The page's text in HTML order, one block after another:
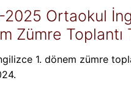
Ortaokul
Zümre Toplantı
1. dönem zümre